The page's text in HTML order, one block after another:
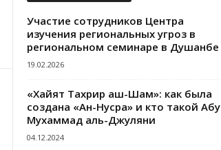
Участие сотрудников Центра
изучения региональных угроз в
региональном семинаре в Душанбе
19.02.2026
«Хайят Тахрир аш-Шам»: как была
создана «Ан-Нусра» и кто такой Абу
Мухаммад аль-Джуляни
04.12.2024